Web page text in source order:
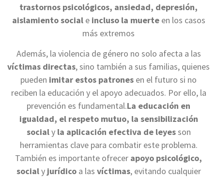
trastornos psicológicos, ansiedad, depresión,
aislamiento social e incluso la muerte en los casos
más extremos
Además, la violencia de género no solo afecta a las
víctimas directas, sino también a sus familias, quienes
pueden imitar estos patrones en el futuro si no
reciben la educación y el apoyo adecuados. Por ello, la
prevención es fundamental.La educación en
igualdad, el respeto mutuo, la sensibilización
socialy la aplicación efectiva de leyesson
herramientas clave para combatir este problema.
También es importante ofrecer apoyo psicológico,
socialy jurídicoa las víctimas, evitando cualquier